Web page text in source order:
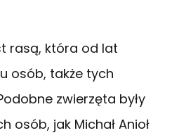
rasą, która od lat
osób, także tych
zwierzęta były
osób, jak Michał Anioł